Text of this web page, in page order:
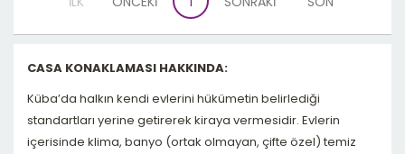
CASA KONAKLAMASI HAKKINDA:
Küba’da halkın kendi evlerini hükümetin belirlediği
standartları yerine getirerek kiraya vermesidir. Evlerin
içerisinde klima, banyo (ortak olmayan, çifte özel) temiz